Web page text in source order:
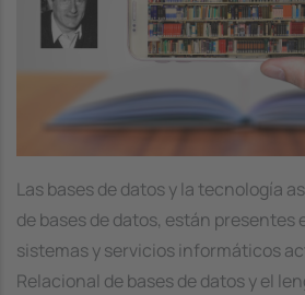
Las bases de datos y la tecnología
de bases de datos, están presentes
sistemas y servicios informáticos
Relacional de bases de datos y el